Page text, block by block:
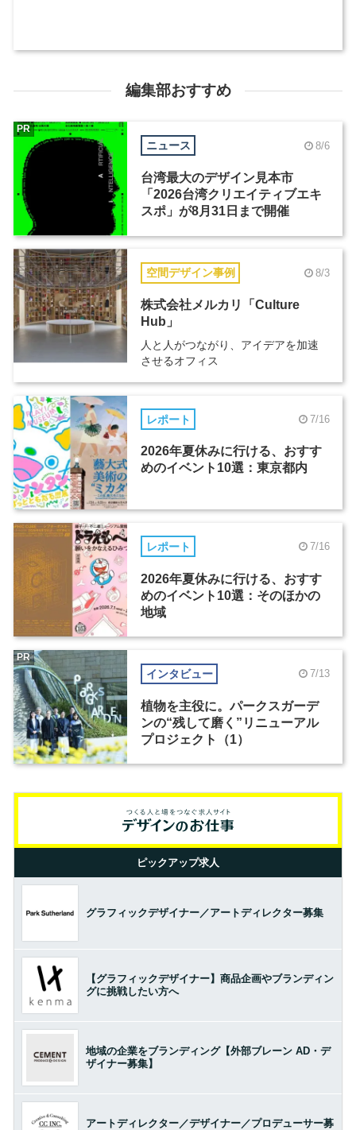
編集部おすすめ
ニュース 8/6
台湾最大のデザイン見本市
「2026台湾クリエイティブエキ
スポ」が8月31日まで開催
PR
空間デザイン事例 8/3
株式会社メルカリ「Culture
Hub」
人と人がつながり、アイデアを加速
させるオフィス
レポート 7/16
2026年夏休みに行ける、おすす
めのイベント10選：東京都内
レポート 7/16
2026年夏休みに行ける、おすす
めのイベント10選：そのほかの
地域
インタビュー 7/13
植物を主役に。パークスガーデ
ンの“残して磨く”リニューアル
プロジェクト（1）
PR
ピックアップ求人
グラフィックデザイナー／アートディレクター募集
【グラフィックデザイナー】商品企画やブランディン
グに挑戦したい方へ
地域の企業をブランディング【外部ブレーン AD・デ
ザイナー募集】
アートディレクター／デザイナー／プロデューサー募